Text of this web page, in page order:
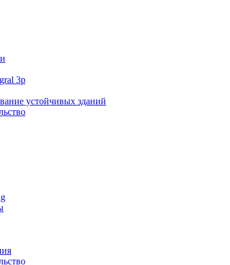
3p
устойчивых зданий